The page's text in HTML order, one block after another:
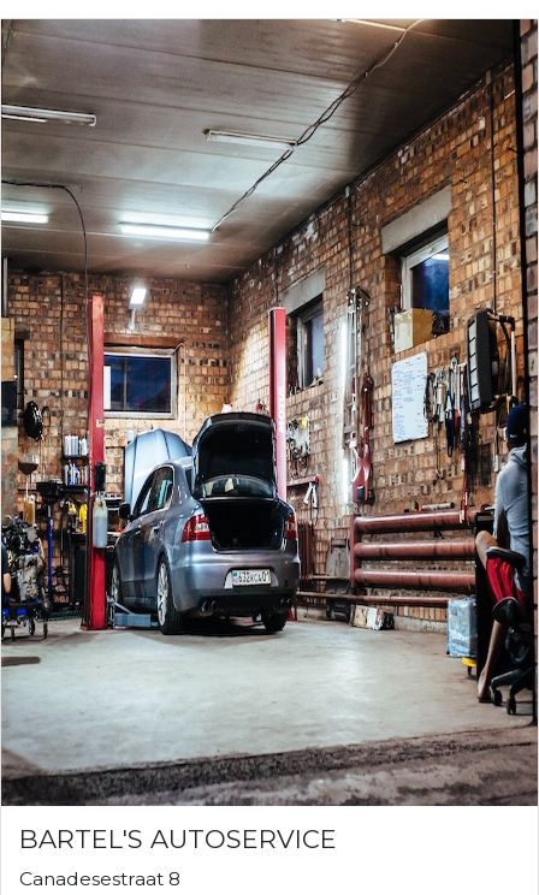
BARTEL'S AUTOSERVICE
Canadesestraat 8